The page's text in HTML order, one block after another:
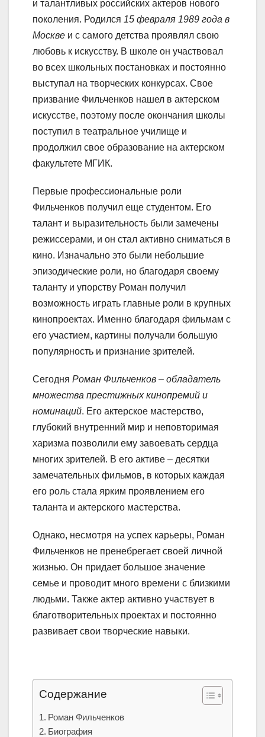
и талантливых российских актеров нового
поколения. Родился 15 февраля 1989 года в
Москве и с самого детства проявлял свою
любовь к искусству. В школе он участвовал
во всех школьных постановках и постоянно
выступал на творческих конкурсах. Свое
призвание Фильченков нашел в актерском
искусстве, поэтому после окончания школы
поступил в театральное училище и
продолжил свое образование на актерском
факультете МГИК.
Первые профессиональные роли
Фильченков получил еще студентом. Его
талант и выразительность были замечены
режиссерами, и он стал активно сниматься в
кино. Изначально это были небольшие
эпизодические роли, но благодаря своему
таланту и упорству Роман получил
возможность играть главные роли в крупных
кинопроектах. Именно благодаря фильмам с
его участием, картины получали большую
популярность и признание зрителей.
Сегодня Роман Фильченков – обладатель
множества престижных кинопремий и
номинаций. Его актерское мастерство,
глубокий внутренний мир и неповторимая
харизма позволили ему завоевать сердца
многих зрителей. В его активе – десятки
замечательных фильмов, в которых каждая
его роль стала ярким проявлением его
таланта и актерского мастерства.
Однако, несмотря на успех карьеры, Роман
Фильченков не пренебрегает своей личной
жизнью. Он придает большое значение
семье и проводит много времени с близкими
людьми. Также актер активно участвует в
благотворительных проектах и постоянно
развивает свои творческие навыки.
Содержание
Роман Фильченков
Биография